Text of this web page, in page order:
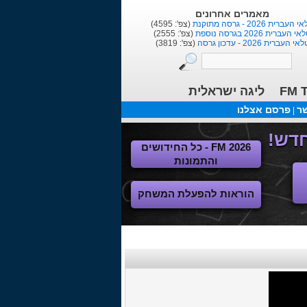
מאמרים אחרונים
2026 - גרסה מתוקנת
(צפ': 4595)
העברית 2026 בגרסה נוספת
(צפ': 2555)
העברית 2026 - עדכון גרסה
(צפ': 3819)
FM ליגה ישראלית
פרסם אצלנו
FM 2026 - כל החידושים
והתמונות
הוראות להפעלת המשחק